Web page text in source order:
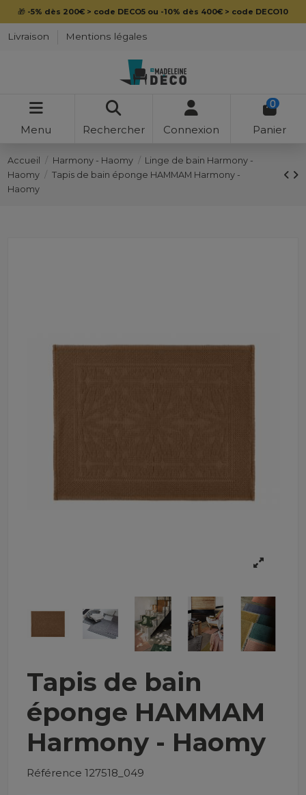
🎁 -5% dès 200€ > code DECO5 ou -10% dès 400€ > code DECO10
Livraison Mentions légales
Menu Rechercher Connexion
0
Panier
Accueil Harmony - Haomy
Linge de bain Harmony -
Haomy
Tapis de bain éponge HAMMAM Harmony -
Haomy
Tapis de bain
éponge HAMMAM
Harmony - Haomy
Référence 127518_049